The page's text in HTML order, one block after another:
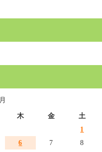
木 金
土
1
6 7 8